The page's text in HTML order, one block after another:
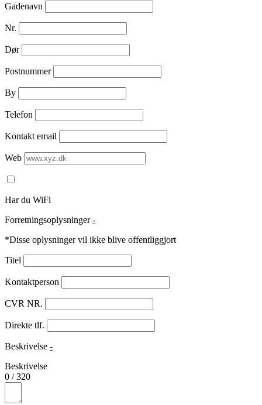
Gadenavn
Nr.
Dør
Postnummer
By
Telefon
Kontakt email
Web
Har du WiFi
Forretningsoplysninger -
*Disse oplysninger vil ikke blive offentliggjort
Titel
Kontaktperson
CVR NR.
Direkte tlf.
Beskrivelse -
Beskrivelse
0 /320